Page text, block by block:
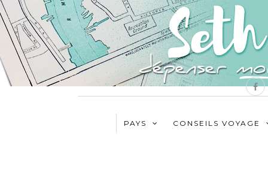
PAYS CONSEILS VOYAGE